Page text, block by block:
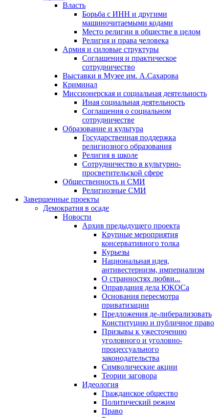
Власть
Борьба с ИНН и другими
машиночитаемыми кодами
Место религии в обществе в целом
Религия и права человека
Армия и силовые структуры
Соглашения и практическое
сотрудничество
Выставки в Музее им. А.Сахарова
Криминал
Миссионерская и социальная деятельность
Иная социальная деятельность
Соглашения о социальном
сотрудничестве
Образование и культура
Государственная поддержка
религиозного образования
Религия в школе
Сотрудничество в культурно-
просветительской сфере
Общественность и СМИ
Религиозные СМИ
Завершенные проекты
Демократия в осаде
Новости
Архив предыдущего проекта
Крупные мероприятия
консервативного толка
Курьезы
Национальная идея,
антивестернизм, империализм
О странностях любви...
Оправдания дела ЮКОСа
Основания пересмотра
приватизации
Предложения де-либерализовать
Конституцию и публичное право
Призывы к ужесточению
уголовного и уголовно-
процессуального
законодательства
Символические акции
Теории заговора
Идеология
Гражданское общество
Политический режим
Право